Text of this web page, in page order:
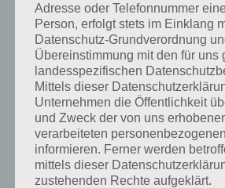
Kurze Begriffserklärung
Schwanz
Adresse oder Telefonnummer
Person, erfolgt stets im Einklang
Datenschutz-Grundverordnung
Übereinstimmung mit den für uns
landesspezifischen
Mittels dieser
Unternehmen die Öffentlichkeit
und Zweck der von uns
verarbeiteten
informieren. Ferner werden
mittels dieser
zustehenden Rechte aufgeklärt.